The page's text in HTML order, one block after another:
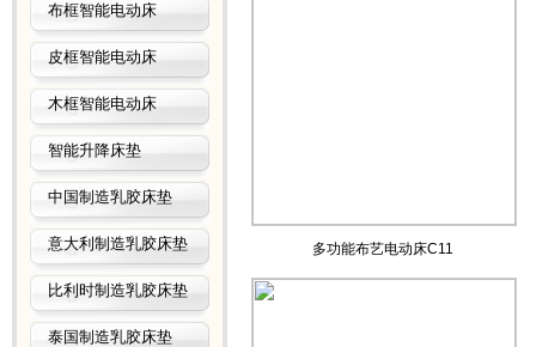
布框智能电动床
皮框智能电动床
木框智能电动床
智能升降床垫
中国制造乳胶床垫
意大利制造乳胶床垫
比利时制造乳胶床垫
泰国制造乳胶床垫
多功能布艺电动床C11